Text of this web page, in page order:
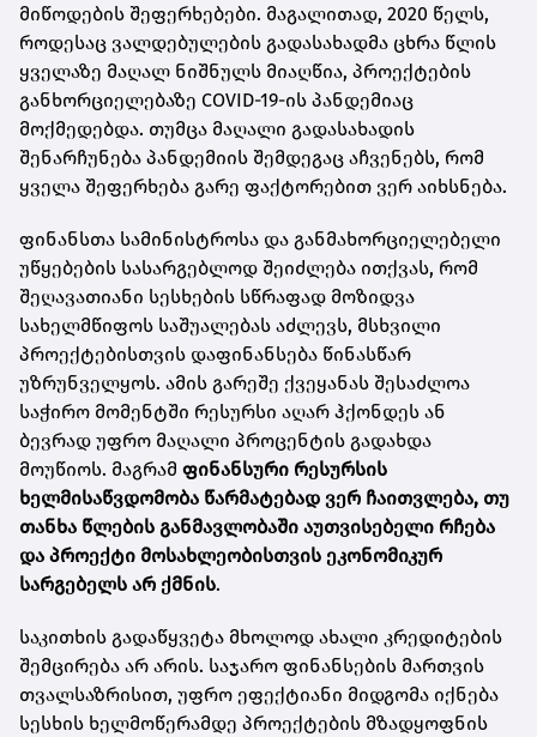
მიწოდების შეფერხებები. მაგალითად, 2020 წელს,
როდესაც ვალდებულების გადასახადმა ცხრა წლის
ყველაზე მაღალ ნიშნულს მიაღწია, პროექტების
განხორციელებაზე COVID-19-ის პანდემიაც
მოქმედებდა. თუმცა მაღალი გადასახადის
შენარჩუნება პანდემიის შემდეგაც აჩვენებს, რომ
ყველა შეფერხება გარე ფაქტორებით ვერ აიხსნება.
ფინანსთა სამინისტროსა და განმახორციელებელი
უწყებების სასარგებლოდ შეიძლება ითქვას, რომ
შეღავათიანი სესხების სწრაფად მოზიდვა
სახელმწიფოს საშუალებას აძლევს, მსხვილი
პროექტებისთვის დაფინანსება წინასწარ
უზრუნველყოს. ამის გარეშე ქვეყანას შესაძლოა
საჭირო მომენტში რესურსი აღარ ჰქონდეს ან
ბევრად უფრო მაღალი პროცენტის გადახდა
მოუწიოს. მაგრამ ფინანსური რესურსის
ხელმისაწვდომობა წარმატებად ვერ ჩაითვლება, თუ
თანხა წლების განმავლობაში აუთვისებელი რჩება
და პროექტი მოსახლეობისთვის ეკონომიკურ
სარგებელს არ ქმნის.
საკითხის გადაწყვეტა მხოლოდ ახალი კრედიტების
შემცირება არ არის. საჯარო ფინანსების მართვის
თვალსაზრისით, უფრო ეფექტიანი მიდგომა იქნება
სესხის ხელმოწერამდე პროექტების მზადყოფნის